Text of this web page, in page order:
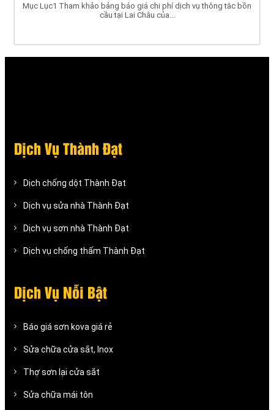
Mục Lục1 Tham khảo bảng báo giá chi phí dịch vụ thông tắc bồn
cầu tại Lai Châu của...
Dịch Vụ Thành Đạt
Dịch chống dột Thành Đạt
Dịch vụ sửa nhà Thành Đạt
Dịch vụ sơn nhà Thành Đạt
Dịch vụ chống thấm Thành Đạt
Dịch Vụ Nỗi Bật
Báo giá sơn kova giá rẻ
Sửa chữa cửa sắt, Inox
Thợ sơn lại cửa sắt
Sửa chữa mái tôn